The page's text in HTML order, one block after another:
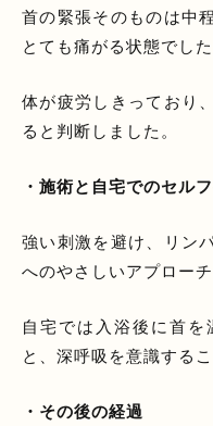
首の緊張そのものは中
とても痛がる状態でした
体が疲労しきっており
ると判断しました。
・施術と自宅でのセル
強い刺激を避け、リン
へのやさしいアプロー
自宅では入浴後に首
と、深呼吸を意識する
・その後の経過